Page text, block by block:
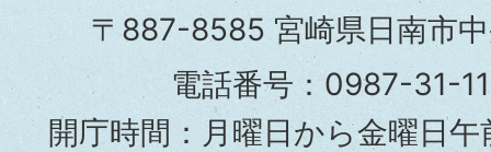
市
役
所
〒887-8585 宮崎県日南市
電話番号：0987-31-
開庁時間：月曜日から金曜日